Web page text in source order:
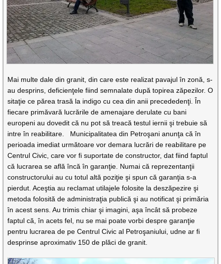
Mai multe dale din granit, din care este realizat pavajul în zonă, s-
au desprins, deficienţele fiind semnalate după topirea zăpezilor. O
sitaţie ce părea trasă la indigo cu cea din anii precededenţi. În
fiecare primăvară lucrările de amenajare derulate cu bani
europeni au dovedit că nu pot să treacă testul iernii şi trebuie să
intre în reabilitare. Municipalitatea din Petroşani anunţa că în
perioada imediat următoare vor demara lucrări de reabilitare pe
Centrul Civic, care vor fi suportate de constructor, dat fiind faptul
că lucrarea se află încă în garanţie. Numai că reprezentanţii
constructorului au cu totul altă poziţie şi spun că garanţia s-a
pierdut. Aceştia au reclamat utilajele folosite la deszăpezire şi
metoda folosită de administraţia publică şi au notificat şi primăria
în acest sens. Au trimis chiar şi imagini, aşa încât să probeze
faptul că, în acets fel, nu se mai poate vorbi despre garanţie
pentru lucrarea de pe Centrul Civic al Petroşaniului, udne ar fi
desprinse aproximativ 150 de plăci de granit.